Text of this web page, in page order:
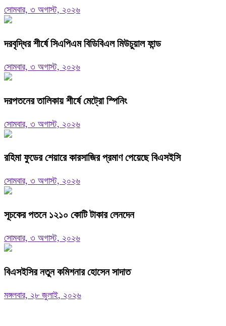
সোমবার, ৩ অগাস্ট, ২০২৬
দরবৃদ্ধির শীর্ষে সিএপিএম বিডিবিএল মিউচুয়াল ফান্ড
সোমবার, ৩ অগাস্ট, ২০২৬
দরপতনের তালিকায় শীর্ষে মেট্রো স্পিনিং
সোমবার, ৩ অগাস্ট, ২০২৬
রহিমা ফুডের শেয়ারে কারসাজির প্রমাণ পেয়েছে বিএসইসি
সোমবার, ৩ অগাস্ট, ২০২৬
সূচকের পতনে ১২১০ কোটি টাকার লেনদেন
সোমবার, ৩ অগাস্ট, ২০২৬
বিএসইসির নতুন কমিশনার হোসেন সাদাত
মঙ্গলবার, ২৮ জুলাই, ২০২৬